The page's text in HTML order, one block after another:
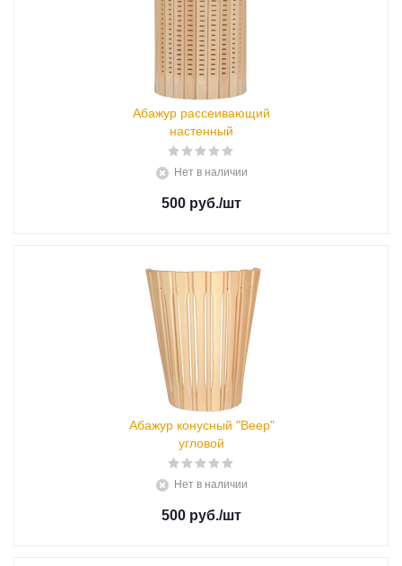
Абажур рассеивающий
настенный
Нет в наличии
500 руб./шт
Абажур конусный "Веер"
угловой
Нет в наличии
500 руб./шт